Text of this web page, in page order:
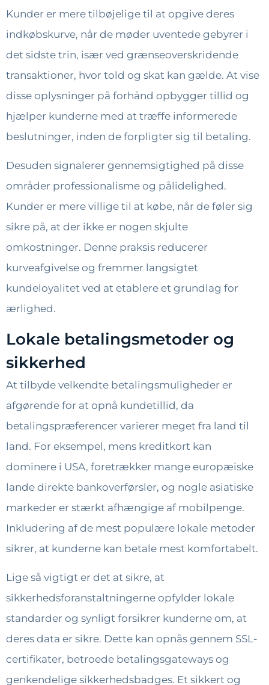
Kunder er mere tilbøjelige til at opgive deres
indkøbskurve, når de møder uventede gebyrer i
det sidste trin, især ved grænseoverskridende
transaktioner, hvor told og skat kan gælde. At vise
disse oplysninger på forhånd opbygger tillid og
hjælper kunderne med at træffe informerede
beslutninger, inden de forpligter sig til betaling.
Desuden signalerer gennemsigtighed på disse
områder professionalisme og pålidelighed.
Kunder er mere villige til at købe, når de føler sig
sikre på, at der ikke er nogen skjulte
omkostninger. Denne praksis reducerer
kurveafgivelse og fremmer langsigtet
kundeloyalitet ved at etablere et grundlag for
ærlighed.
Lokale betalingsmetoder og
sikkerhed
At tilbyde velkendte betalingsmuligheder er
afgørende for at opnå kundetillid, da
betalingspræferencer varierer meget fra land til
land. For eksempel, mens kreditkort kan
dominere i USA, foretrækker mange europæiske
lande direkte bankoverførsler, og nogle asiatiske
markeder er stærkt afhængige af mobilpenge.
Inkludering af de mest populære lokale metoder
sikrer, at kunderne kan betale mest komfortabelt.
Lige så vigtigt er det at sikre, at
sikkerhedsforanstaltningerne opfylder lokale
standarder og synligt forsikrer kunderne om, at
deres data er sikre. Dette kan opnås gennem SSL-
certifikater, betroede betalingsgateways og
genkendelige sikkerhedsbadges. Et sikkert og